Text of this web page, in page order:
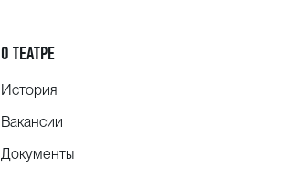
О ТЕАТРЕ
История
Вакансии
Документы